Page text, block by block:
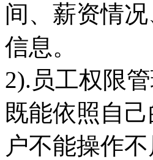
间、薪资情
信息。
2).员工权限
既能依照自
户不能操作